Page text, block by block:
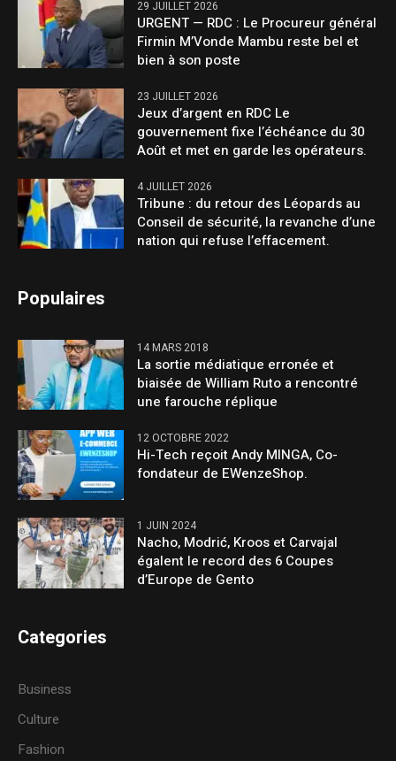
29 JUILLET 2026
URGENT — RDC : Le Procureur général
Firmin M’Vonde Mambu reste bel et
bien à son poste
23 JUILLET 2026
Jeux d’argent en RDC Le
gouvernement fixe l’échéance du 30
Août et met en garde les opérateurs.
4 JUILLET 2026
Tribune : du retour des Léopards au
Conseil de sécurité, la revanche d’une
nation qui refuse l’effacement.
Populaires
14 MARS 2018
La sortie médiatique erronée et
biaisée de William Ruto a rencontré
une farouche réplique
12 OCTOBRE 2022
Hi-Tech reçoit Andy MINGA, Co-
fondateur de EWenzeShop.
1 JUIN 2024
Nacho, Modrić, Kroos et Carvajal
égalent le record des 6 Coupes
d’Europe de Gento
Categories
Business
Culture
Fashion